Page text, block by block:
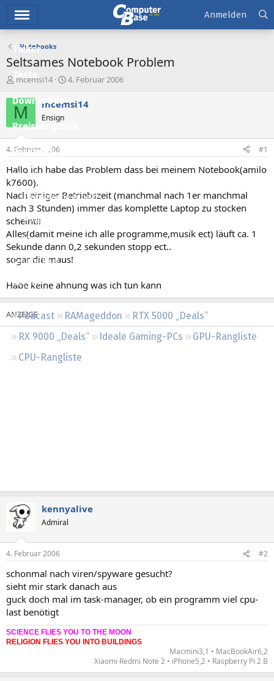
Ticker
Downloads
Preisvergleich
Forum
Aktuelles
Empfohlene Inhalte
Neue Beiträge
Neueste Aktivitäten
Leserartikel
Regeln
Podcast RAMageddon
RTX 5000 „Deals“
RX 9000 „Deals“
Ideale Gaming-PCs
GPU-Rangliste
CPU-Rangliste
Anmelden
Notebooks
Seltsames Notebook Problem
E
s
t
e
l
e
r
mcemsi14
E
s
t
a
4. Februar 2006
M mcemsi14
Ensign
4. Februar 2006 #1
Hallo ich habe das Problem dass bei meinem Notebook(amilo
k7600).
Nach einiger Betriebszeit (manchmal nach 1er manchmal
nach 3 Stunden) immer das komplette Laptop zu stocken
scheint!!
Alles(damit meine ich alle programme,musik ect) läuft ca. 1
Sekunde dann 0,2 sekunden stopp ect..
sogar die maus!
Habe keine ahnung was ich tun kann
kennyalive
Admiral
4. Februar 2006 #2
schonmal nach viren/spyware gesucht?
sieht mir stark danach aus
guck doch mal im task-manager, ob ein programm viel cpu-
last benötigt
SCIENCE FLIES YOU TO THE MOON
RELIGION FLIES YOU INTO BUILDINGS
Macmini3,1 • MacBookAir6,2
Xiaomi Redmi Note 2 • iPhone5,2 • Raspberry Pi 2 B​